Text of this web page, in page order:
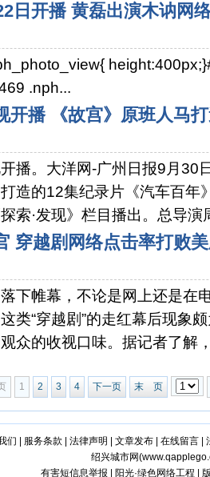
日开播 黄磊出演木讷网
.nph...
开播 《故宫》原班人马
开播。大洋网-广州日报9月30
造的12集纪录片《汽车百年
索·发现》栏目播出。总导演
穿越剧网络点击率打败
下帷幕，不论是网上还是在
类“穿越剧”的走红幕后现象
众的收视口味。据记者了解
1 2 3 4 下一页 末 页
们 服务条款 法律声明 文章发布| 在线留言|
绍兴城市网(
有害短信息举报 | 阳光·绿色网络工程 |